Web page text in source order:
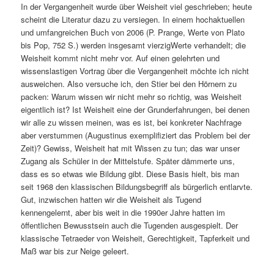
In der Vergangenheit wurde über Weisheit viel geschrieben; heute
scheint die Literatur dazu zu versiegen. In einem hochaktuellen
und umfangreichen Buch von 2006 (P. Prange, Werte von Plato
bis Pop, 752 S.) werden insgesamt vierzigWerte verhandelt; die
Weisheit kommt nicht mehr vor. Auf einen gelehrten und
wissenslastigen Vortrag über die Vergangenheit möchte ich nicht
ausweichen. Also versuche ich, den Stier bei den Hörnern zu
packen: Warum wissen wir nicht mehr so richtig, was Weisheit
eigentlich ist? Ist Weisheit eine der Grunderfahrungen, bei denen
wir alle zu wissen meinen, was es ist, bei konkreter Nachfrage
aber verstummen (Augustinus exemplifiziert das Problem bei der
Zeit)? Gewiss, Weisheit hat mit Wissen zu tun; das war unser
Zugang als Schüler in der Mittelstufe. Später dämmerte uns,
dass es so etwas wie Bildung gibt. Diese Basis hielt, bis man
seit 1968 den klassischen Bildungsbegriff als bürgerlich entlarvte.
Gut, inzwischen hatten wir die Weisheit als Tugend
kennengelernt, aber bis weit in die 1990er Jahre hatten im
öffentlichen Bewusstsein auch die Tugenden ausgespielt. Der
klassische Tetraeder von Weisheit, Gerechtigkeit, Tapferkeit und
Maß war bis zur Neige geleert.